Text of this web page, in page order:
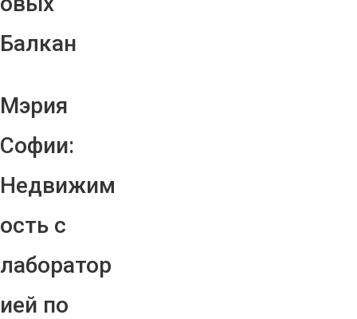
Балкан
Мэрия
Софии:
Недвижим
ость с
лаборатор
ией по